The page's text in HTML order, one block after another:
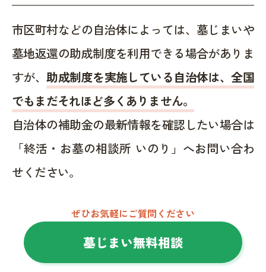
市区町村などの自治体によっては、墓じまいや
墓地返還の助成制度を利用できる場合がありま
すが、助成制度を実施している自治体は、全国
でもまだそれほど多くありません。
自治体の補助金の最新情報を確認したい場合は
「終活・お墓の相談所 いのり」へお問い合わ
せください。
ぜひお気軽にご質問ください
墓じまい無料相談